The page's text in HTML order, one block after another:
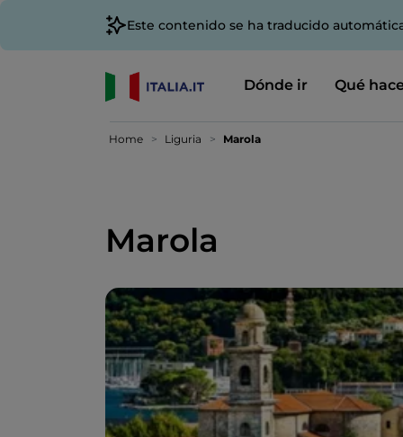
Este contenido se ha traducido
Dónde ir Qué
Home Liguria Marola
Marola